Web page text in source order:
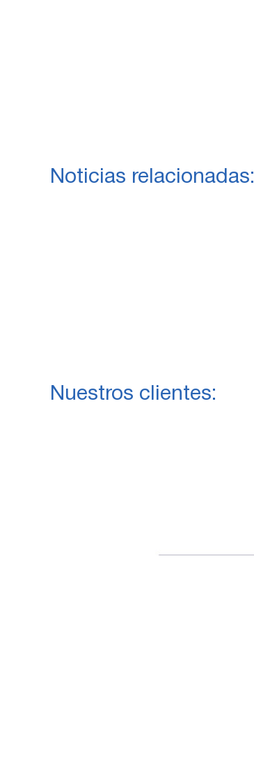
Noticias relacionadas:
Nuestros clientes: